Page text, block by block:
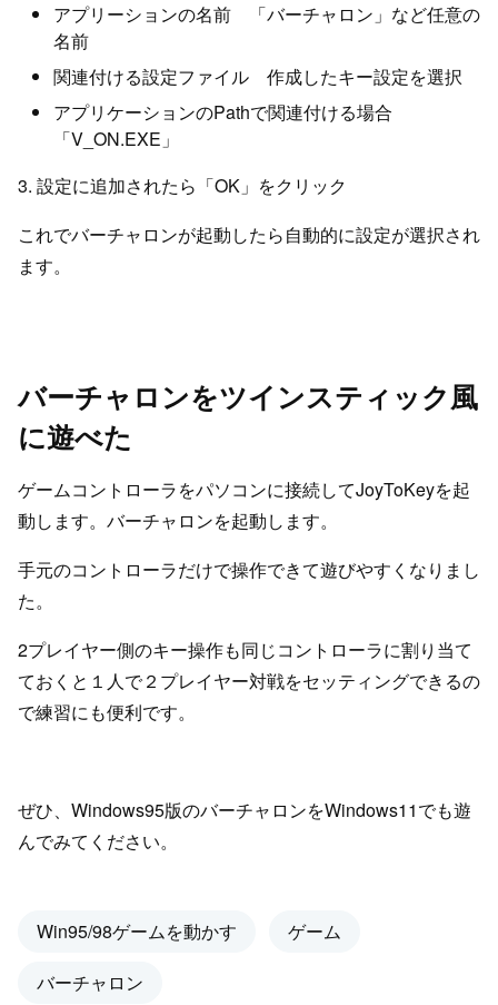
アプリーションの名前 「バーチャロン」など任意の
名前
関連付ける設定ファイル 作成したキー設定を選択
アプリケーションのPathで関連付ける場合
「V_ON.EXE」
3. 設定に追加されたら「OK」をクリック
これでバーチャロンが起動したら自動的に設定が選択され
ます。
バーチャロンをツインスティック風
に遊べた
ゲームコントローラをパソコンに接続してJoyToKeyを起
動します。バーチャロンを起動します。
手元のコントローラだけで操作できて遊びやすくなりまし
た。
2プレイヤー側のキー操作も同じコントローラに割り当て
ておくと１人で２プレイヤー対戦をセッティングできるの
で練習にも便利です。
ぜひ、Windows95版のバーチャロンをWindows11でも遊
んでみてください。
Win95/98ゲームを動かす
ゲーム
バーチャロン